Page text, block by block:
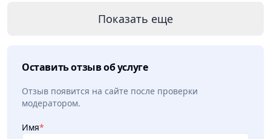
Показать еще
Оставить отзыв об услуге
Отзыв появится на сайте после проверки
модератором.
Имя*